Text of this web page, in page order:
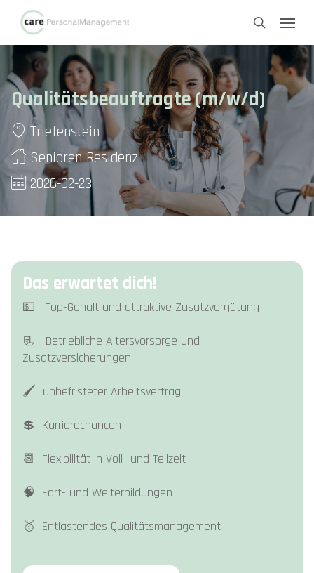
main
content
search
Menu
Qualitätsbeauftragte (m/w/d)
Triefenstein
Senioren Residenz
2026-02-23
Das erwartet dich!
💵 Top-Gehalt und attraktive Zusatzvergütung
📃 Betriebliche Altersvorsorge und
Zusatzversicherungen
🖌️ unbefristeter Arbeitsvertrag
💲 Karrierechancen
📆 Flexibilität in Voll- und Teilzeit
🧠 Fort- und Weiterbildungen
🥇 Entlastendes Qualitätsmanagement